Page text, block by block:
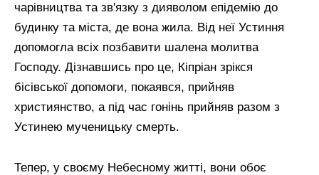
чарівництва та зв'язку з дияволом епідемію до
будинку та міста, де вона жила. Від неї Устиння
допомогла всіх позбавити шалена молитва
Господу. Дізнавшись про це, Кіпріан зрікся
бісівської допомоги, покаявся, прийняв
християнство, а під час гонінь прийняв разом з
Устинею мученицьку смерть.
Тепер, у своєму Небесному житті, вони обоє